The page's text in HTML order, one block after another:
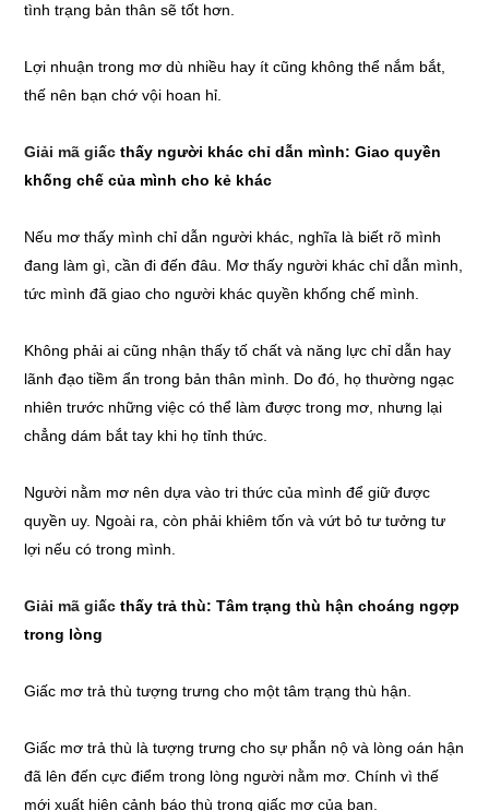
tình trạng bản thân sẽ tốt hơn.
Lợi nhuận trong mơ dù nhiều hay ít cũng không thể nắm bắt,
thế nên bạn chớ vội hoan hỉ.
Giải mã giấcthấy người khác chỉ dẫn mình: Giao quyền
khống chế của mình cho kẻ khác
Nếu mơ thấy mình chỉ dẫn người khác, nghĩa là biết rõ mình
đang làm gì, cần đi đến đâu. Mơ thấy người khác chỉ dẫn mình,
tức mình đã giao cho người khác quyền khống chế mình.
Không phải ai cũng nhận thấy tố chất và năng lực chỉ dẫn hay
lãnh đạo tiềm ẩn trong bản thân mình. Do đó, họ thường ngạc
nhiên trước những việc có thể làm được trong mơ, nhưng lại
chẳng dám bắt tay khi họ tỉnh thức.
Người nằm mơ nên dựa vào tri thức của mình để giữ được
quyền uy. Ngoài ra, còn phải khiêm tốn và vứt bỏ tư tưởng tư
lợi nếu có trong mình.
Giải mã giấcthấy trả thù: Tâm trạng thù hận choáng ngợp
trong lòng
Giấc mơ trả thù tượng trưng cho một tâm trạng thù hận.
Giấc mơ trả thù là tượng trưng cho sự phẫn nộ và lòng oán hận
đã lên đến cực điểm trong lòng người nằm mơ. Chính vì thế
mới xuất hiện cảnh báo thù trong giấc mơ của bạn.